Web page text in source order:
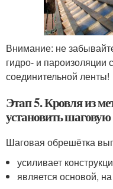
Внимание: не
гидро- и
соединительной ленты!
Этап 5. Кровля из
установить
Шаговая обрешётка
усиливает
является основой,